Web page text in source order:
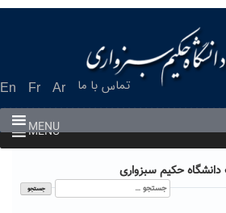
En Fr Ar تماس با ما
MENU
MENU
دانشگاه حکیم سبزواری
جستجو
برای: